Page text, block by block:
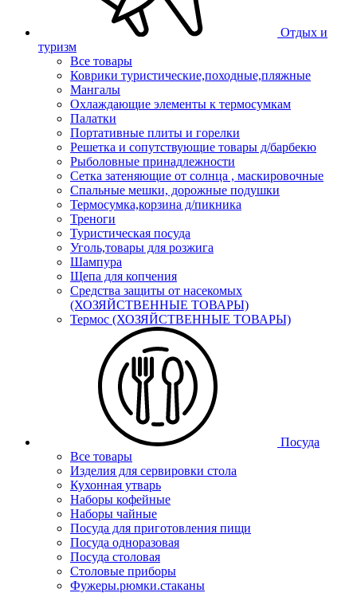
Отдых и
туризм
Все товары
Коврики туристические,походные,пляжные
Мангалы
Охлаждающие элементы к термосумкам
Палатки
Портативные плиты и горелки
Решетка и сопутствующие товары д/барбекю
Рыболовные принадлежности
Сетка затеняющие от солнца , маскировочные
Спальные мешки, дорожные подушки
Термосумка,корзина д/пикника
Треноги
Туристическая посуда
Уголь,товары для розжига
Шампура
Щепа для копчения
Средства защиты от насекомых
(ХОЗЯЙСТВЕННЫЕ ТОВАРЫ)
Термос (ХОЗЯЙСТВЕННЫЕ ТОВАРЫ)
Посуда
Все товары
Изделия для сервировки стола
Кухонная утварь
Наборы кофейные
Наборы чайные
Посуда для приготовления пищи
Посуда одноразовая
Посуда столовая
Столовые приборы
Фужеры.рюмки.стаканы